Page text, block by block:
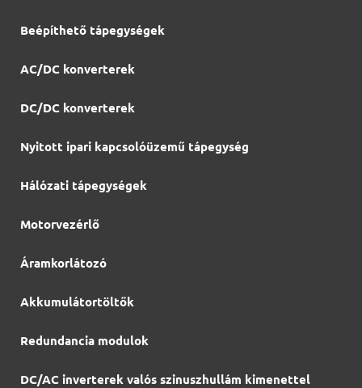
Beépíthető tápegységek
AC/DC konverterek
DC/DC konverterek
Nyitott ipari kapcsolóüzemű tápegység
Hálózati tápegységek
Motorvezérlő
Áramkorlátozó
Akkumulátortöltők
Redundancia modulok
DC/AC inverterek valós szinuszhullám kimenettel